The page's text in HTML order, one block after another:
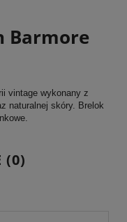
Barmore
vintage wykonany z
naturalnej skóry. Brelok
(0)